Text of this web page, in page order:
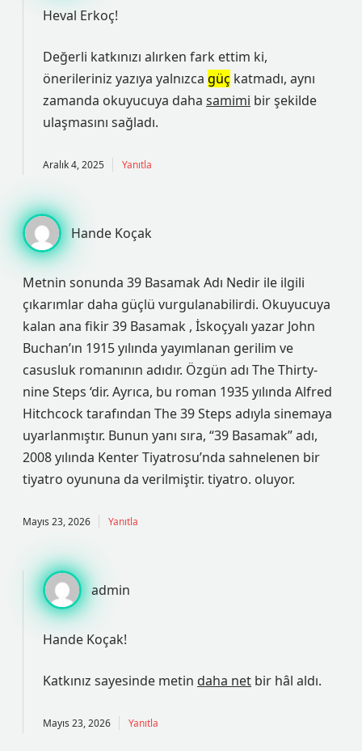
Heval Erkoç!
Değerli katkınızı alırken fark ettim ki,
önerileriniz yazıya yalnızca güç katmadı, aynı
zamanda okuyucuya daha samimi bir şekilde
ulaşmasını sağladı.
Aralık 4, 2025 Yanıtla
Hande Koçak
Metnin sonunda 39 Basamak Adı Nedir ile ilgili
çıkarımlar daha güçlü vurgulanabilirdi. Okuyucuya
kalan ana fikir 39 Basamak , İskoçyalı yazar John
Buchan’ın 1915 yılında yayımlanan gerilim ve
casusluk romanının adıdır. Özgün adı The Thirty-
nine Steps ‘dir. Ayrıca, bu roman 1935 yılında Alfred
Hitchcock tarafından The 39 Steps adıyla sinemaya
uyarlanmıştır. Bunun yanı sıra, “39 Basamak” adı,
2008 yılında Kenter Tiyatrosu’nda sahnelenen bir
tiyatro oyununa da verilmiştir. tiyatro. oluyor.
Mayıs 23, 2026 Yanıtla
admin
Hande Koçak!
Katkınız sayesinde metin daha net bir hâl aldı.
Mayıs 23, 2026 Yanıtla